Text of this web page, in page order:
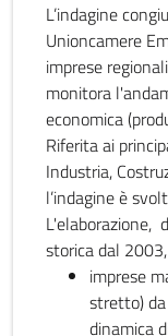
L’indagine
Unioncamere
imprese
monitora
economica
Riferita ai
Industria,
l’indagine è
L'elaborazione,
storica dal
imprese
stretto)
dinamica